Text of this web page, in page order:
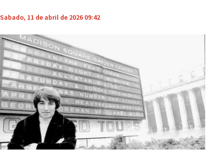
Sabado, 11 de abril de 2026 09:42